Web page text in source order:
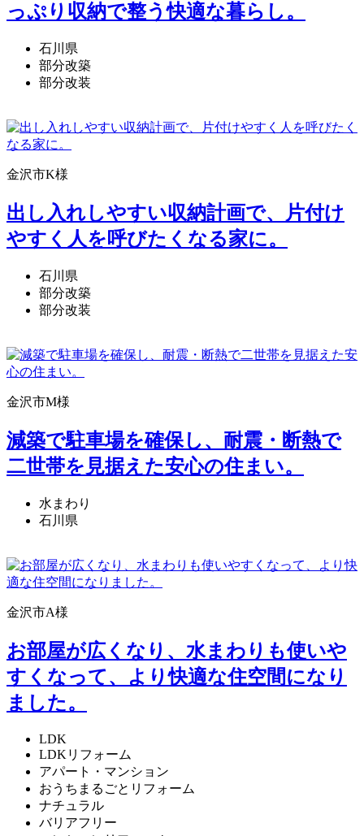
っぷり収納で整う快適な暮らし。
石川県
部分改築
部分改装
金沢市K様
出し入れしやすい収納計画で、片付け
やすく人を呼びたくなる家に。
石川県
部分改築
部分改装
金沢市M様
減築で駐車場を確保し、耐震・断熱で
二世帯を見据えた安心の住まい。
水まわり
石川県
金沢市A様
お部屋が広くなり、水まわりも使いや
すくなって、より快適な住空間になり
ました。
LDK
LDKリフォーム
アパート・マンション
おうちまるごとリフォーム
ナチュラル
バリアフリー